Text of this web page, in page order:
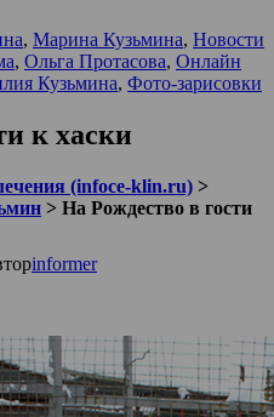
, Марина Кузьмина, Новости
, Ольга Протасова, Онлайн
Кузьмина, Фото-зарисовки
к хаски
(infoce-klin.ru) >
> На Рождество в гости
informer